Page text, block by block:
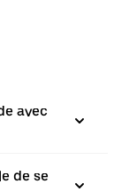
avec
de se